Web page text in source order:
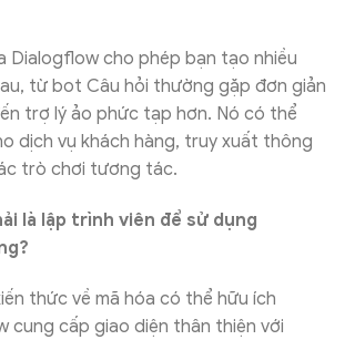
Dialogflow cho phép bạn tạo nhiều
từ bot Câu hỏi thường gặp đơn giản
trợ lý ảo phức tạp hơn. Nó có thể
dịch vụ khách hàng, truy xuất thông
trò chơi tương tác.
là lập trình viên để sử dụng
thức về mã hóa có thể hữu ích
cung cấp giao diện thân thiện với